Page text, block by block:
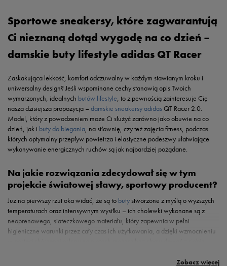
Zobacz więcej
Sportowe sneakersy, które zagwarantują
Ci nieznaną dotąd wygodę na co dzień –
damskie buty lifestyle adidas QT Racer
Zaskakująca lekkość, komfort odczuwalny w każdym stawianym kroku i
uniwersalny design? Jeśli wspominane cechy stanowią opis Twoich
wymarzonych, idealnych butów lifestyle, to z pewnością zainteresuje Cię
nasza dzisiejsza propozycja – damskie sneakersy adidasQT Racer 2.0.
Model, który z powodzeniem może Ci służyć zarówno jako obuwie na co
dzień, jak i buty do biegania, na siłownię, czy też zajęcia fitness, podczas
których optymalny przepływ powietrza i elastyczne podeszwy ułatwiające
wykonywanie energicznych ruchów są jak najbardziej pożądane.
Na jakie rozwiązania zdecydował się w tym
projekcie światowej sławy, sportowy producent?
Już na pierwszy rzut oka widać, że są to buty stworzone z myślą o wyższych
temperaturach oraz intensywnym wysiłku – ich cholewki wykonane są z
neoprenowego, siateczkowego materiału, który zapewnia w pełni
higieniczne warunki przez cały czas ich użytkowania, a dzięki wzmocnieniu
przyjemną w dotyku wyściółką, którą dopełnia dopasowująca się do kształtu
amortyzuje uderzenia stopy o podłoże i tym samym sprawia, że uczucie